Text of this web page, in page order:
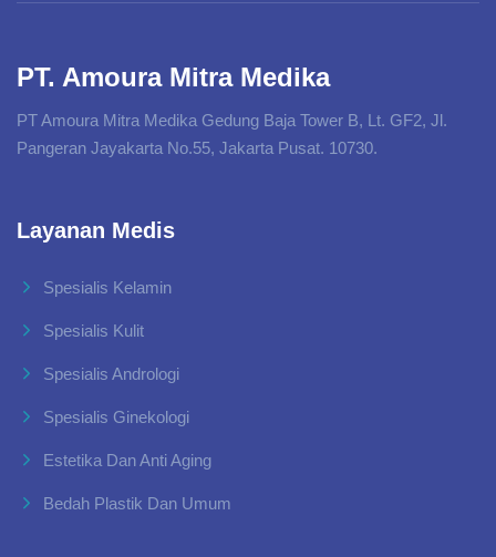
PT. Amoura Mitra Medika
PT Amoura Mitra Medika Gedung Baja Tower B, Lt. GF2, Jl.
Pangeran Jayakarta No.55, Jakarta Pusat. 10730.
Layanan Medis
Spesialis Kelamin
Spesialis Kulit
Spesialis Andrologi
Spesialis Ginekologi
Estetika Dan Anti Aging
Bedah Plastik Dan Umum